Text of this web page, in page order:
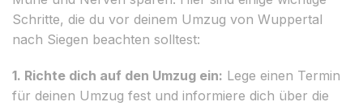
Schritte, die du vor deinem Umzug von Wuppertal
nach Siegen beachten solltest:
1. Richte dich auf den Umzug ein: Lege einen Termin
für deinen Umzug fest und informiere dich über die